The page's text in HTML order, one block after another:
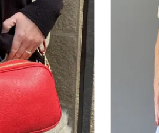
JAUNE
Vue rapide